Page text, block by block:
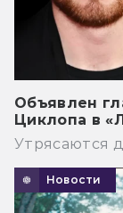
Объявлен
Циклопа в
Утрясаются
Новости